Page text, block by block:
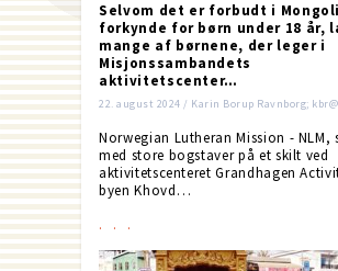
Selvom det er forbudt i
forkynde for børn under 18 år,
mange af børnene, der leger i
Misjonssambandets
aktivitetscenter…
22. august 2024 / Karin Borup Ravnborg;
Norwegian Lutheran Mission - NLM,
med store bogstaver på et skilt ved
aktivitetscenteret Grandhagen
byen Khovd…